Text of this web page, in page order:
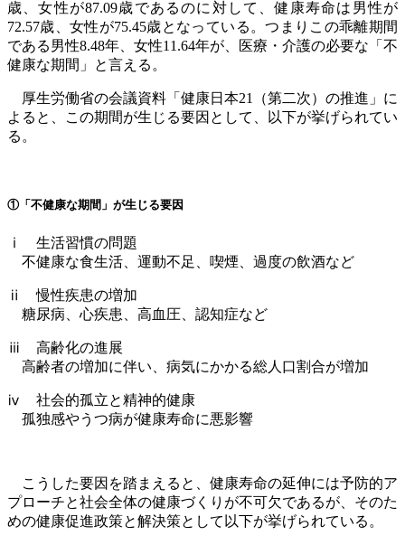
歳、女性が87.09歳であるのに対して、健康寿命は男性が
72.57歳、女性が75.45歳となっている。つまりこの乖離期間
である男性8.48年、女性11.64年が、医療・介護の必要な「不
健康な期間」と言える。
厚生労働省の会議資料「健康日本21（第二次）の推進」に
よると、この期間が生じる要因として、以下が挙げられてい
る。
①「不健康な期間」が生じる要因
ⅰ 生活習慣の問題
不健康な食生活、運動不足、喫煙、過度の飲酒など
ⅱ 慢性疾患の増加
糖尿病、心疾患、高血圧、認知症など
ⅲ 高齢化の進展
高齢者の増加に伴い、病気にかかる総人口割合が増加
ⅳ 社会的孤立と精神的健康
孤独感やうつ病が健康寿命に悪影響
こうした要因を踏まえると、健康寿命の延伸には予防的ア
プローチと社会全体の健康づくりが不可欠であるが、そのた
めの健康促進政策と解決策として以下が挙げられている。